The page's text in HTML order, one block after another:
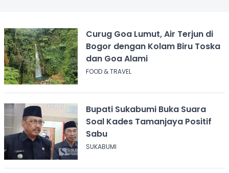
Curug Goa Lumut, Air Terjun di
Bogor dengan Kolam Biru Toska
dan Goa Alami
FOOD & TRAVEL
Bupati Sukabumi Buka Suara
Soal Kades Tamanjaya Positif
Sabu
SUKABUMI